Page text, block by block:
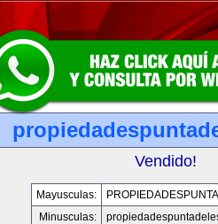
Vendido!
Mayusculas:
Minusculas: